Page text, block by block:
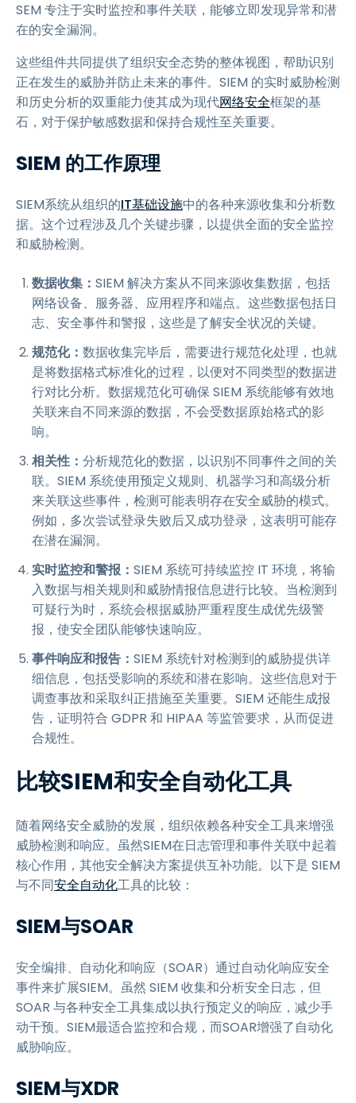
SEM 专注于实时监控和事件关联，能够立即发现异常和潜
在的安全漏洞。
这些组件共同提供了组织安全态势的整体视图，帮助识别
正在发生的威胁并防止未来的事件。SIEM 的实时威胁检测
和历史分析的双重能力使其成为现代网络安全框架的基
石，对于保护敏感数据和保持合规性至关重要。
SIEM 的工作原理
SIEM系统从组织的IT基础设施中的各种来源收集和分析数
据。这个过程涉及几个关键步骤，以提供全面的安全监控
和威胁检测。
数据收集： SIEM 解决方案从不同来源收集数据，包括
网络设备、服务器、应用程序和端点。这些数据包括日
志、安全事件和警报，这些是了解安全状况的关键。
规范化： 数据收集完毕后，需要进行规范化处理，也就
是将数据格式标准化的过程，以便对不同类型的数据进
行对比分析。数据规范化可确保 SIEM 系统能够有效地
关联来自不同来源的数据，不会受数据原始格式的影
响。
相关性： 分析规范化的数据，以识别不同事件之间的关
联。SIEM 系统使用预定义规则、机器学习和高级分析
来关联这些事件，检测可能表明存在安全威胁的模式。
例如，多次尝试登录失败后又成功登录，这表明可能存
在潜在漏洞。
实时监控和警报： SIEM 系统可持续监控 IT 环境，将输
入数据与相关规则和威胁情报信息进行比较。当检测到
可疑行为时，系统会根据威胁严重程度生成优先级警
报，使安全团队能够快速响应。
事件响应和报告： SIEM 系统针对检测到的威胁提供详
细信息，包括受影响的系统和潜在影响。这些信息对于
调查事故和采取纠正措施至关重要。SIEM 还能生成报
告，证明符合 GDPR 和 HIPAA 等监管要求，从而促进
合规性。
比较SIEM和安全自动化工具
随着网络安全威胁的发展，组织依赖各种安全工具来增强
威胁检测和响应。虽然SIEM在日志管理和事件关联中起着
核心作用，其他安全解决方案提供互补功能。以下是 SIEM
与不同安全自动化工具的比较：
SIEM与SOAR
安全编排、自动化和响应（SOAR）通过自动化响应安全
事件来扩展SIEM。虽然 SIEM 收集和分析安全日志，但
SOAR 与各种安全工具集成以执行预定义的响应，减少手
动干预。SIEM最适合监控和合规，而SOAR增强了自动化
威胁响应。
SIEM与XDR